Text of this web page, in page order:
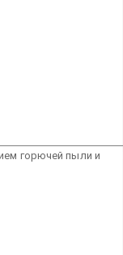
горючей пыли и